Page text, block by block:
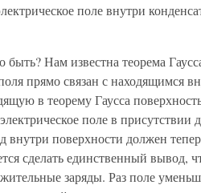
поле внутри
быть? Нам известна теорема
прямо связан с находящимся
в теорему Гаусса
поле в
внутри поверхности должен
сделать единственный вы­вод,
заряды. Раз поле